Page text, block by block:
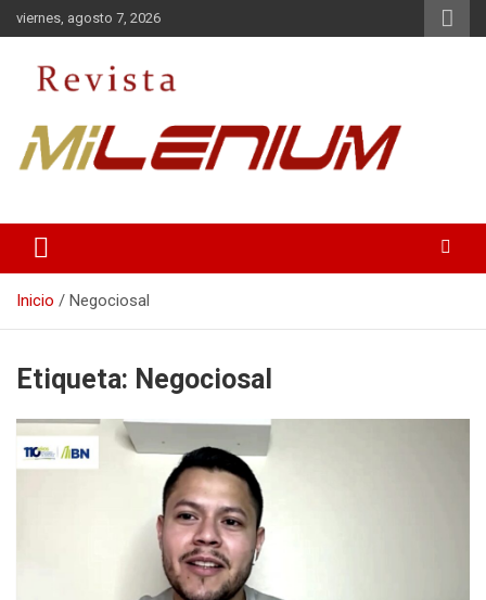
Saltar
al
viernes, agosto 7, 2026
Inicio Negociosal
Etiqueta: Negociosal